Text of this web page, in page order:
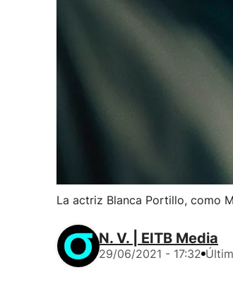
La actriz Blanca Portillo, como
N. V. | EITB Media
29/06/2021 - 17:32